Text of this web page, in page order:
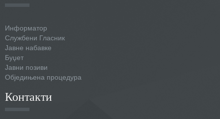
Информатор
Службени Гласник
Јавне набавке
Буџет
Јавни позиви
Обједињена процедура
Контакти